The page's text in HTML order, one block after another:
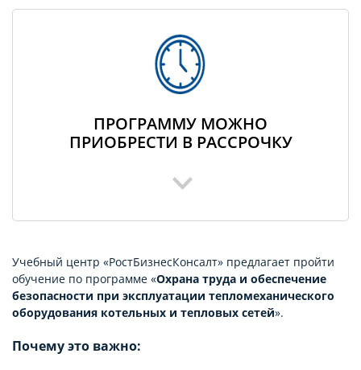
ПРОГРАММУ МОЖНО
ПРИОБРЕСТИ В РАССРОЧКУ
Учебный центр «РостБизнесКонсалт» предлагает пройти
обучение по программе «Охрана труда и обеспечение
безопасности при эксплуатации тепломеханического
оборудования котельных и тепловых сетей».
Почему это важно: